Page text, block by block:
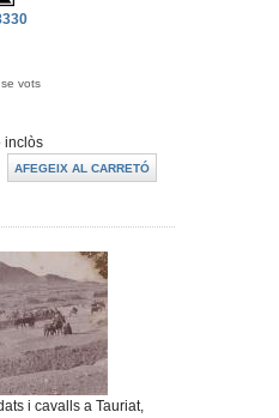
vots
inclòs
i cavalls a Tauriat,